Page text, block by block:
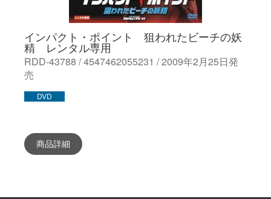
インパクト・ポイント 狙われたビーチの妖
精 レンタル専用
RDD-43788 / 4547462055231 / 2009年2月25日発
売
DVD
商品詳細